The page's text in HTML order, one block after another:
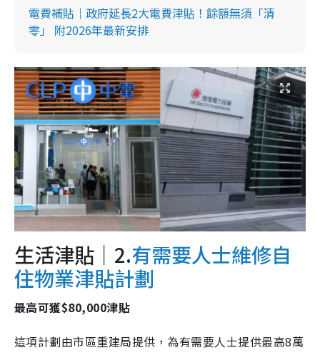
電費補貼｜政府延長2大電費津貼！餘額無須「清
零」 附2026年最新安排
生活津貼｜2.有需要人士維修自
住物業津貼計劃
最高可獲$80,000津貼
這項計劃由市區重建局提供，為有需要人士提供最高8萬